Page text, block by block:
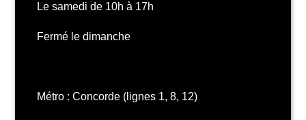
Le samedi de 10h à 17h
Fermé le dimanche
Métro : Concorde (lignes 1, 8, 12)